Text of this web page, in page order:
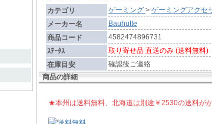
カテゴリ ゲーミング > ゲーミングアクセ
メーカー名
Bauhutte
商品コード
4582474896731
ｽﾃｰﾀｽ
取り寄せ品 直送のみ (送料無料)
在庫目安
確認後ご連絡
商品の詳細
★本州は送料無料、北海道は別途￥2530の送料が